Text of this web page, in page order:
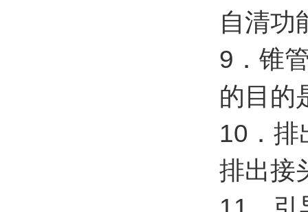
自清功
9．锥
的目的
10．排
排出接